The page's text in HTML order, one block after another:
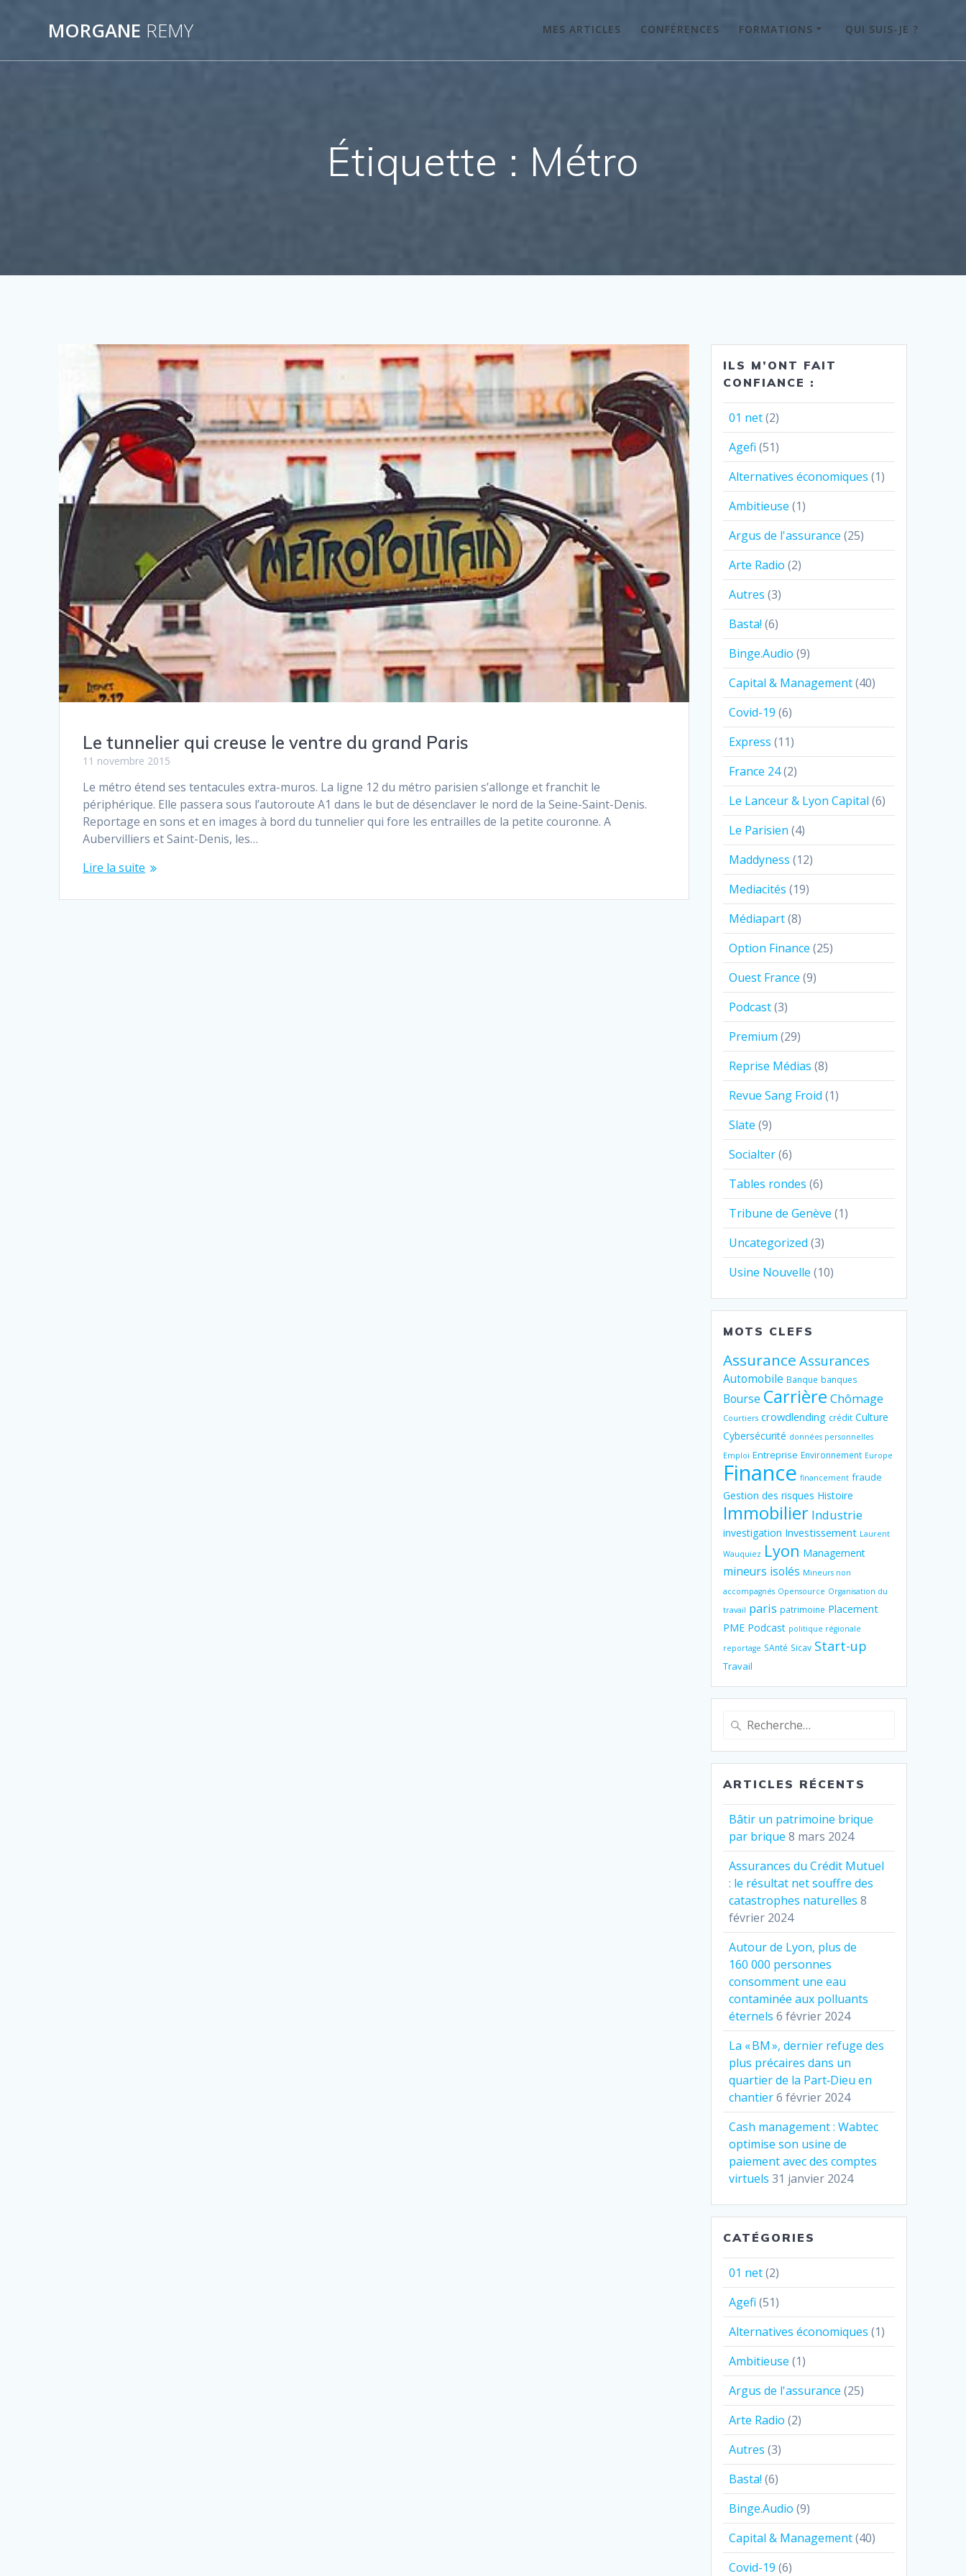
MORGANE REMY MES ARTICLES CONFÉRENCES FORMATIONS QUI SUIS-JE ?
Étiquette : Métro
Le tunnelier qui creuse le ventre du grand Paris
11 novembre 2015
Le métro étend ses tentacules extra-muros. La ligne 12 du métro parisien s’allonge et franchit le
périphérique. Elle passera sous l’autoroute A1 dans le but de désenclaver le nord de la Seine-Saint-Denis.
Reportage en sons et en images à bord du tunnelier qui fore les entrailles de la petite couronne. A
Aubervilliers et Saint-Denis, les…
Lire la suite
ILS M’ONT FAIT
CONFIANCE :
01 net(2)
Agefi (51)
Alternatives économiques (1)
Ambitieuse (1)
Argus de l'assurance (25)
Arte Radio (2)
Autres (3)
Basta! (6)
Binge.Audio (9)
Capital & Management(40)
Covid-19 (6)
Express (11)
France 24(2)
Le Lanceur & Lyon Capital (6)
Le Parisien (4)
Maddyness (12)
Mediacités (19)
Médiapart(8)
Option Finance (25)
Ouest France (9)
Podcast(3)
Premium (29)
Reprise Médias (8)
Revue Sang Froid (1)
Slate (9)
Socialter(6)
Tables rondes (6)
Tribune de Genève (1)
Uncategorized (3)
Usine Nouvelle (10)
MOTS CLEFS
Assurance Assurances
Automobile Banque banques
Bourse Carrière Chômage
Courtiers crowdlending crédit Culture
Cybersécurité données personnelles
Emploi Entreprise Environnement Europe
Finance financement fraude
Gestion des risques Histoire
Immobilier Industrie
investigation Investissement Laurent
Wauquiez Lyon Management
mineurs isolés Mineurs non
accompagnés Opensource Organisation du
travail paris patrimoine Placement
PME Podcast politique régionale
reportage SAnté Sicav Start-up
Travail
Recherche
:
ARTICLES RÉCENTS
Bâtir un patrimoine brique
par brique 8 mars 2024
Assurances du Crédit Mutuel
: le résultat net souffre des
catastrophes naturelles 8
février 2024
Autour de Lyon, plus de
160 000 personnes
consomment une eau
contaminée aux polluants
éternels 6 février 2024
La « BM », dernier refuge des
plus précaires dans un
quartier de la Part‐Dieu en
chantier6 février 2024
Cash management : Wabtec
optimise son usine de
paiement avec des comptes
virtuels 31 janvier 2024
CATÉGORIES
01 net(2)
Agefi (51)
Alternatives économiques (1)
Ambitieuse (1)
Argus de l'assurance (25)
Arte Radio (2)
Autres (3)
Basta! (6)
Binge.Audio (9)
Capital & Management(40)
Covid-19 (6)